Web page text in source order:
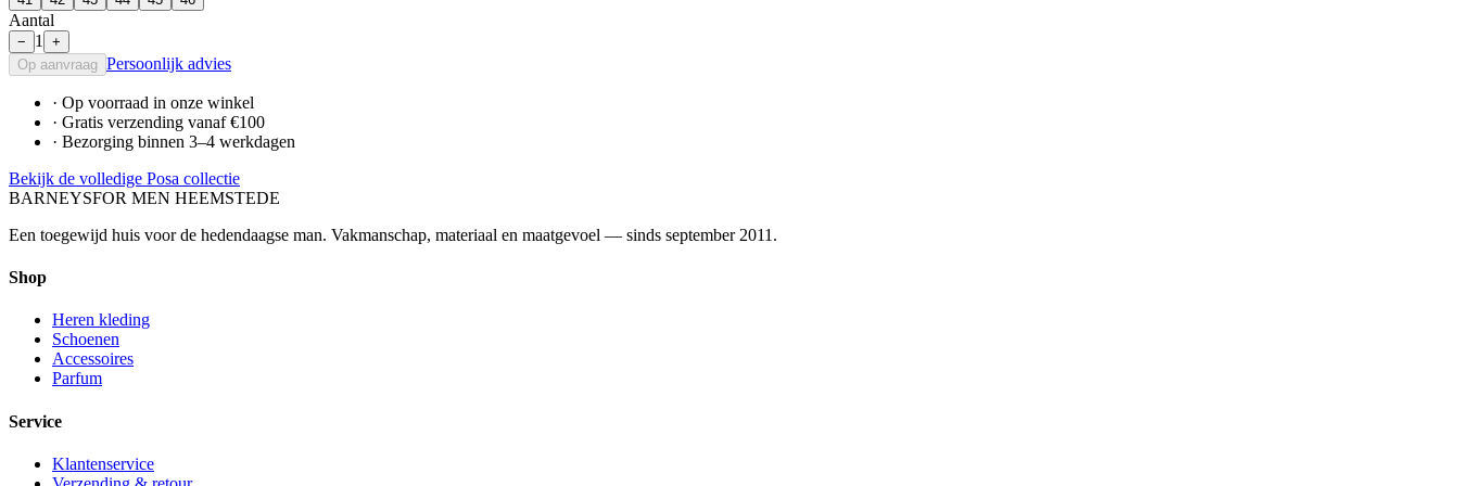
Aantal
− 1
+
Op aanvraag Persoonlijk advies
· Op voorraad in onze winkel
· Gratis verzending vanaf €100
· Bezorging binnen 3–4 werkdagen
Bekijk de volledige Posa collectie
BARNEYSFOR MEN HEEMSTEDE
Een toegewijd huis voor de hedendaagse man. Vakmanschap, materiaal en maatgevoel — sinds september 2011.
Shop
Heren kleding
Schoenen
Accessoires
Parfum
Service
Klantenservice